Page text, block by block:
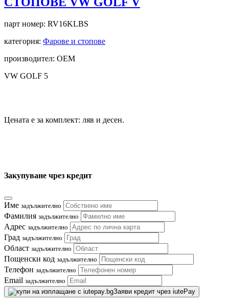
парт номер: RV16KLBS
категория: Фарове и стопове
производител: OEM
VW GOLF 5
Цената е за комплект: ляв и десен.
Закупуване чрез кредит
Име задължително
Фамилия задължително
Адрес задължително
Град задължително
Област задължително
Пощенски код задължително
Телефон задължително
Email задължително
Заяви кредит чрез iutePay